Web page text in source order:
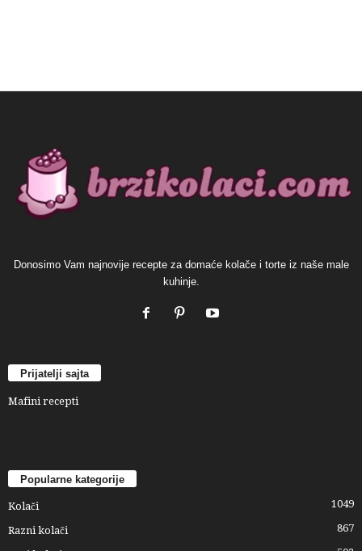
Donosimo Vam najnovije recepte za domaće kolače i torte iz naše male
kuhinje.
Prijatelji sajta
Mafini recepti
Popularne kategorije
Kolači 1049
Razni kolači 867